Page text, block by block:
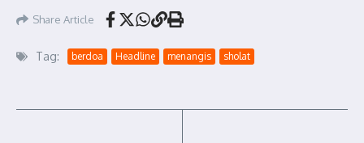
Share Article
Tag: berdoa Headline menangis sholat